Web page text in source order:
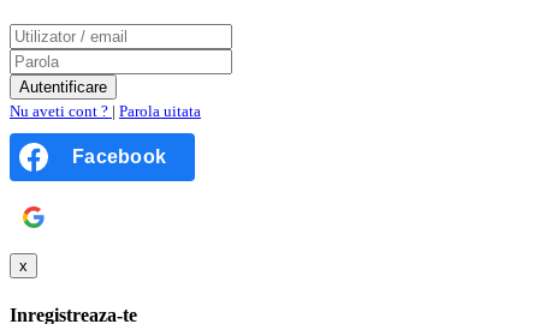
Nu aveti cont ? | Parola uitata
Facebook
x
Inregistreaza-te